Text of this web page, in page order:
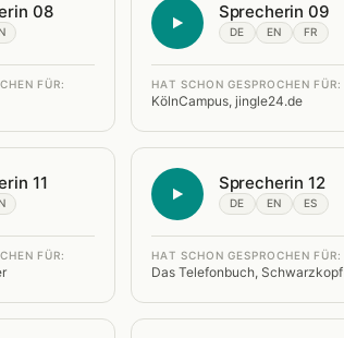
08
FÜR:
Sprecherin 09
DE EN FR
HAT SCHON GESPROCHEN FÜR:
KölnCampus, jingle24.de
11
FÜR:
Sprecherin 12
DE EN ES
HAT SCHON GESPROCHEN FÜR:
Das Telefonbuch, Schwarzkopf